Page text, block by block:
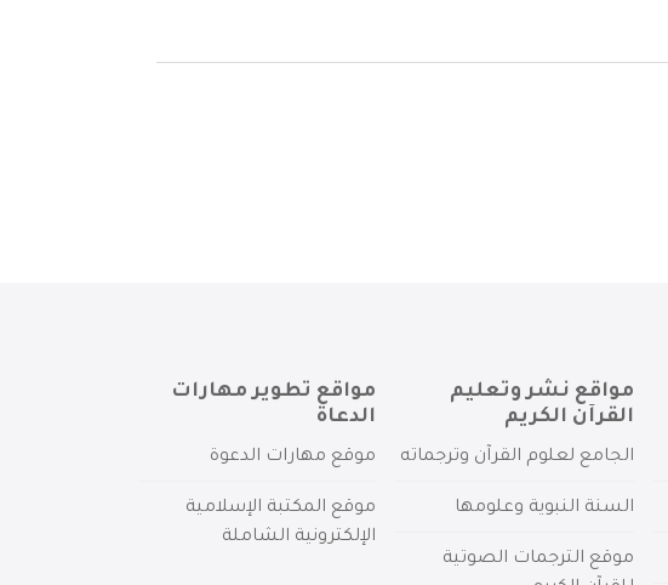
مواقع نشر وتعليم
القرآن الكريم
الجامع لعلوم القرآن وترجماته
السنة النبوية وعلومها
موقع الترجمات الصوتية
مواقع تطوير مهارات
الدعاة
موقع مهارات الدعوة
موقع المكتبة الإسلامية
الإلكترونية الشاملة